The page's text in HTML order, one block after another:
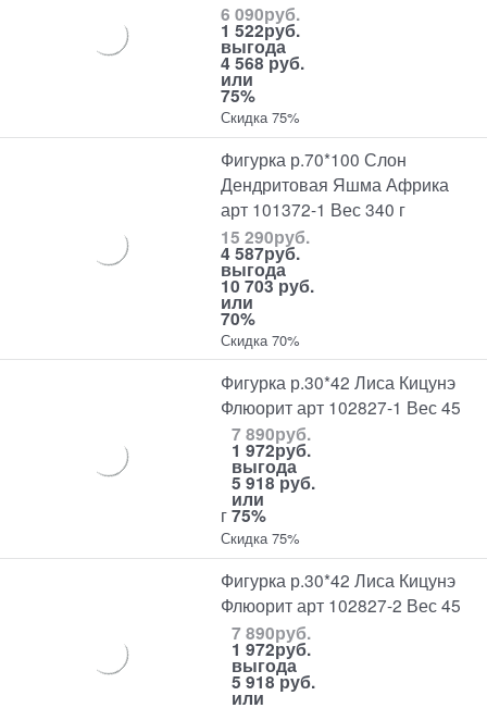
6 090руб.
1 522руб.
выгода
4 568 руб.
или
75%
Скидка 75%
Фигурка р.70*100 Слон
Дендритовая Яшма Африка
арт 101372-1 Вес 340 г
15 290руб.
4 587руб.
выгода
10 703 руб.
или
70%
Скидка 70%
Фигурка р.30*42 Лиса Кицунэ
Флюорит арт 102827-1 Вес 45
г
7 890руб.
1 972руб.
выгода
5 918 руб.
или
75%
Скидка 75%
Фигурка р.30*42 Лиса Кицунэ
Флюорит арт 102827-2 Вес 45
7 890руб.
1 972руб.
выгода
5 918 руб.
или